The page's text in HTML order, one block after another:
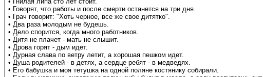
• Говорят, что работы и после смерти останется на три дня.
• Грач говорит: "Хоть черное, все же свое дитятко".
• Два раза молодым не будешь.
• Дело спорится, когда много работников.
• Дитя не плачет - мать не слышит.
• Дрова горят - дым идет.
• Дурная слава по ветру летит, а хорошая пешком идет.
• Душа родителей - в детях, а сердце ребят - в медведях.
• Его бабушка и моя тетушка на одной поляне костянику собирали.